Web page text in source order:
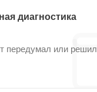
диагностика
передумал или решил